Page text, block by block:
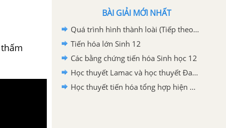
BÀI GIẢI MỚI NHẤT
Quá trình hình thành loài (Tiếp theo) Sinh 12
Tiến hóa lớn Sinh 12
Các bằng chứng tiến hóa Sinh học 12
Học thuyết Lamac và học thuyết Đacuyn Sinh học 12
Học thuyết tiến hóa tổng hợp hiện đại Sinh học 12